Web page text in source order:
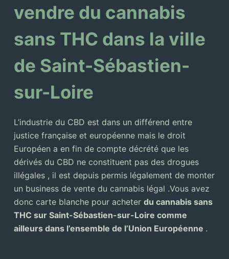
vendre du cannabis
sans THC dans la ville
de Saint-Sébastien-
sur-Loire
L’industrie du CBD est dans un différend entre
justice française et européenne mais le droit
Européen a en fin de compte décrété que les
dérivés du CBD ne constituent pas des drogues
illégales , il est depuis permis légalement de monter
un business de vente du cannabis légal .Vous avez
donc carte blanche pour acheter du cannabis sans
THC sur Saint-Sébastien-sur-Loire comme
ailleurs dans l’ensemble de l’Union Européenne .